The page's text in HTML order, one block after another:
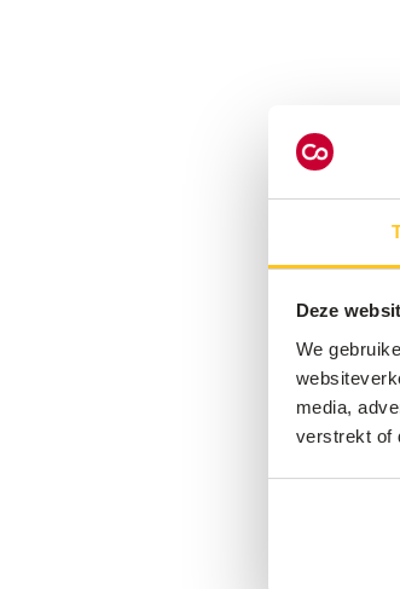
Deze
We
media,
verstrekt of